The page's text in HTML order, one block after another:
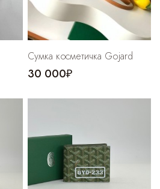
Сумка косметичка Gojard
30 000₽